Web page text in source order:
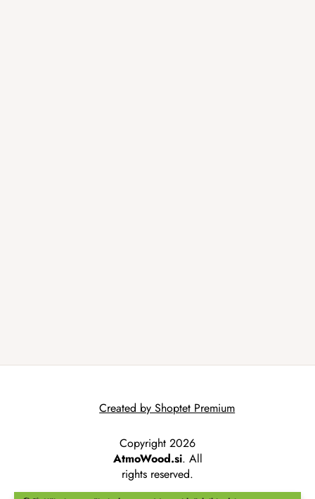
Created by Shoptet Premium
Copyright 2026
AtmoWood.si. All
rights reserved.